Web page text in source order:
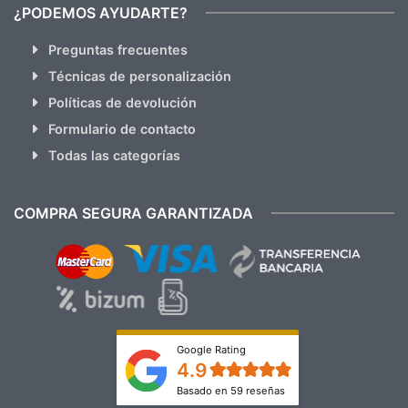
¿PODEMOS AYUDARTE?
Preguntas frecuentes
Técnicas de personalización
Políticas de devolución
Formulario de contacto
Todas las categorías
COMPRA SEGURA GARANTIZADA
Google Rating
4.9
Basado en 59 reseñas